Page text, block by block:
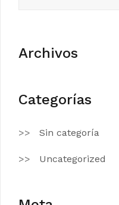
Archivos
Categorías
Sin categoría
Uncategorized